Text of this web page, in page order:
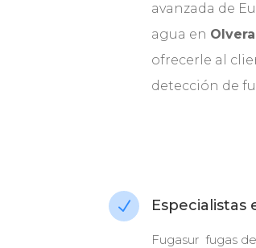
avanzada de
agua en
ofrecerle al
detección de
N Especialistas
Fugasur fugas